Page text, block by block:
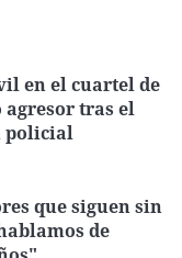
en el cuartel de
tras el
policial
que siguen sin
de